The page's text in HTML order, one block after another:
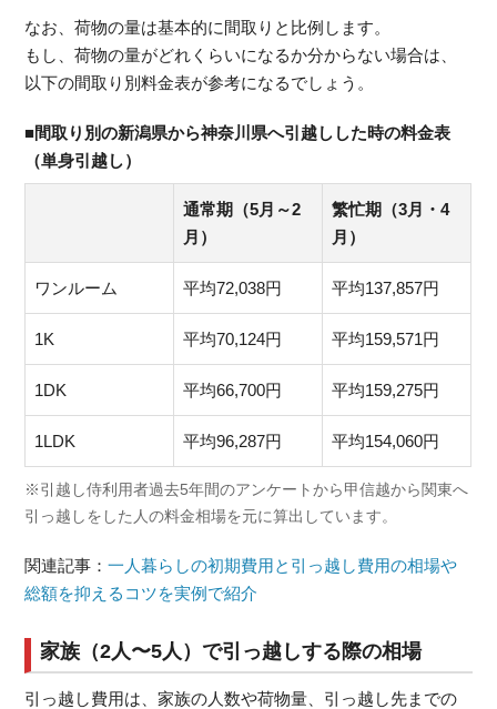
なお、荷物の量は基本的に間取りと比例します。
もし、荷物の量がどれくらいになるか分からない場合は、
以下の間取り別料金表が参考になるでしょう。
■間取り別の新潟県から神奈川県へ引越しした時の料金表
（単身引越し）
通常期（5月～2
月）
繁忙期（3月・4
月）
ワンルーム 平均72,038円 平均137,857円
1K 平均70,124円 平均159,571円
1DK 平均66,700円 平均159,275円
1LDK 平均96,287円 平均154,060円
※引越し侍利用者過去5年間のアンケートから甲信越から関東へ
引っ越しをした人の料金相場を元に算出しています。
関連記事：一人暮らしの初期費用と引っ越し費用の相場や
総額を抑えるコツを実例で紹介
家族（2人〜5人）で引っ越しする際の相場
引っ越し費用は、家族の人数や荷物量、引っ越し先までの